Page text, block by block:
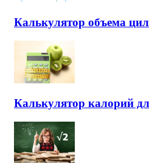
Калькулятор объема
Калькулятор калорий